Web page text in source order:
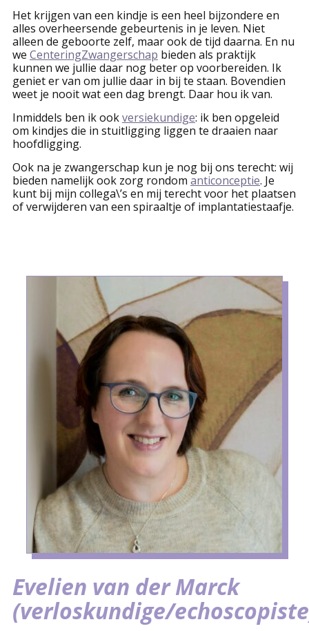
Het krijgen van een kindje is een heel bijzondere en
alles overheersende gebeurtenis in je leven. Niet
alleen de geboorte zelf, maar ook de tijd daarna. En nu
we CenteringZwangerschap bieden als praktijk
kunnen we jullie daar nog beter op voorbereiden. Ik
geniet er van om jullie daar in bij te staan. Bovendien
weet je nooit wat een dag brengt. Daar hou ik van.
Inmiddels ben ik ookversiekundige: ik ben opgeleid
om kindjes die in stuitligging liggen te draaien naar
hoofdligging.
Ook na je zwangerschap kun je nog bij ons terecht: wij
bieden namelijk ook zorg rondom anticonceptie. Je
kunt bij mijn collega\’s en mij terecht voor het plaatsen
of verwijderen van een spiraaltje of implantatiestaafje.
Evelien van der Marck
(verloskundige/